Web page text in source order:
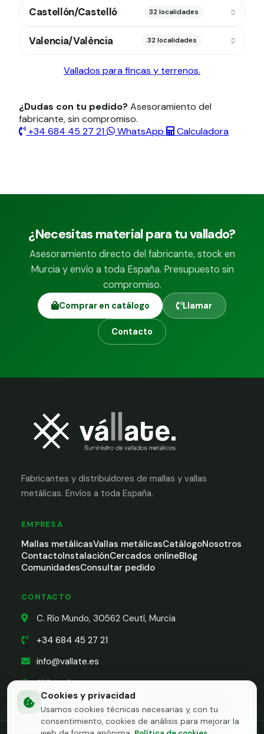
Cookies y privacidad
Usamos cookies técnicas necesarias y, con tu
consentimiento, cookies de análisis para mejorar la
Castellón/Castelló 32 localidades
Valencia/València 32 localidades
Vallados para fincas y terrenos.
¿Dudas con tu pedido? Asesoramiento del
fabricante, sin compromiso.
+34 684 45 27 21
WhatsApp Calculadora
¿Necesitas material para tu vallado?
Asesoramiento directo del fabricante, stock en
Murcia y envío a toda España. Presupuesto sin
compromiso.
Comprar en catálogo Llamar
Contacto
Fabricantes y distribuidores de mallas y vallas
metálicas. Envíos a toda España.
EMPRESA
Mallas metálicasVallas metálicasCatálogoNosotros
ContactoInstalaciónCercados onlineBlog
ComunidadesConsultar pedido
CONTACTO
C. Río Mundo, 30562 Ceutí, Murcia
+34 684 45 27 21
info@vallate.es
WhatsApp